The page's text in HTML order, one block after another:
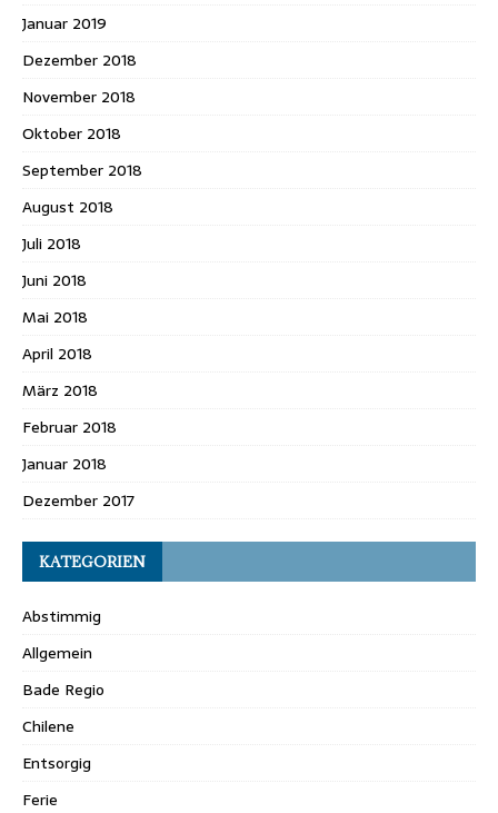
Januar 2019
Dezember 2018
November 2018
Oktober 2018
September 2018
August 2018
Juli 2018
Juni 2018
Mai 2018
April 2018
März 2018
Februar 2018
Januar 2018
Dezember 2017
KATEGORIEN
Abstimmig
Allgemein
Bade Regio
Chilene
Entsorgig
Ferie